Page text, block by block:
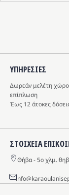
ΥΠΗΡΕΣIΕΣ
Δωρεάν μελέτη
επίπλωση
Έως 12 άτοκες
ΣΤΟΙΧΕΙΑ
Θήβα - 5o χλμ.